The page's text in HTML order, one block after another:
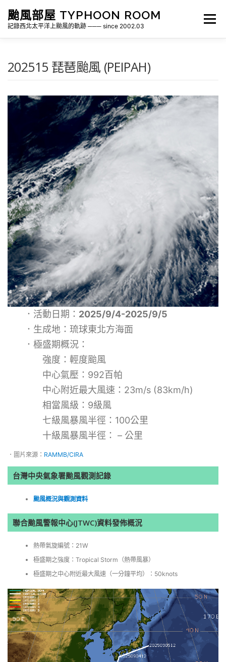
颱風部屋 TYPHOON ROOM
記錄西北太平洋上颱風的軌跡 ─── since 2002.03
選單
各地瞬間風速紀錄 侵台颱風新聞剪報 氣象相關資源
202515 琵琶颱風 (PEIPAH)
．活動日期： 2025/9/4-2025/9/5
．生成地：琉球東北方海面
．極盛期概況：
強度：輕度颱風
中心氣壓：992百帕
中心附近最大風速：23m/s (83km/h)
相當風級：9級風
七級風暴風半徑：100公里
十級風暴風半徑： – 公里
．圖片來源： RAMMB/CIRA
台灣中央氣象署颱風觀測記錄
颱風概況與觀測資料
聯合颱風警報中心(JTWC)資料發佈概況
熱帶氣旋編號：21W
極盛期之強度：Tropical Storm（熱帶風暴）
極盛期之中心附近最大風速（一分鐘平均）：50knots